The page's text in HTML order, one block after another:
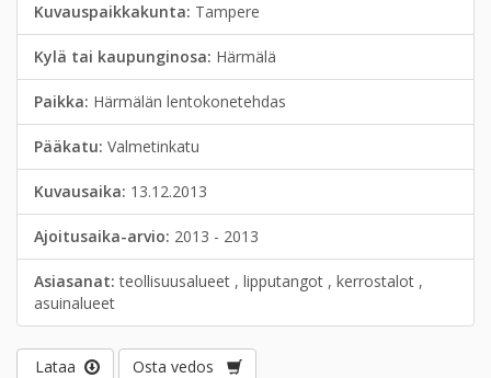
Kuvauspaikkakunta: Tampere
Kylä tai kaupunginosa: Härmälä
Paikka: Härmälän lentokonetehdas
Pääkatu: Valmetinkatu
Kuvausaika: 13.12.2013
Ajoitusaika-arvio: 2013 - 2013
Asiasanat:teollisuusalueet , lipputangot , kerrostalot ,
asuinalueet
Lataa
Osta vedos